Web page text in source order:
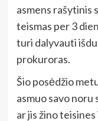
asmens rašytinis
teismas per 3
turi dalyvauti
prokuroras.
Šio posėdžio
asmuo savo
ar jis žino